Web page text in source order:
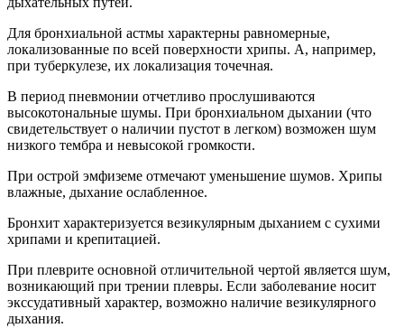
Для бронхиальной астмы характерны равномерные,
локализованные по всей поверхности хрипы. А, например,
при туберкулезе, их локализация точечная.
В период пневмонии отчетливо прослушиваются
высокотональные шумы. При бронхиальном дыхании (что
свидетельствует о наличии пустот в легком) возможен шум
низкого тембра и невысокой громкости.
При острой эмфиземе отмечают уменьшение шумов. Хрипы
влажные, дыхание ослабленное.
Бронхит характеризуется везикулярным дыханием с сухими
хрипами и крепитацией.
При плеврите основной отличительной чертой является шум,
возникающий при трении плевры. Если заболевание носит
экссудативный характер, возможно наличие везикулярного
дыхания.